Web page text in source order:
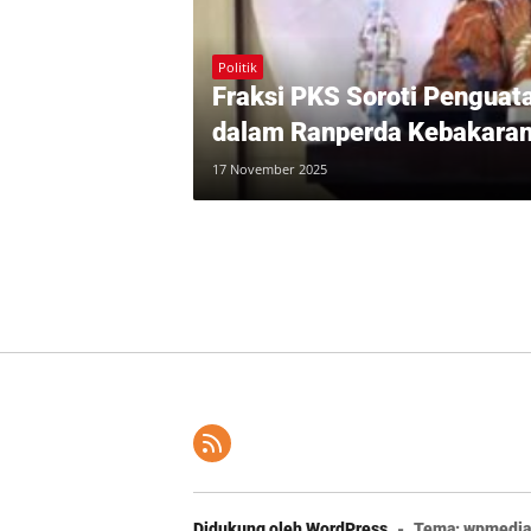
Politik
Fraksi PKS Soroti
dalam Ranperda
17 November 2025